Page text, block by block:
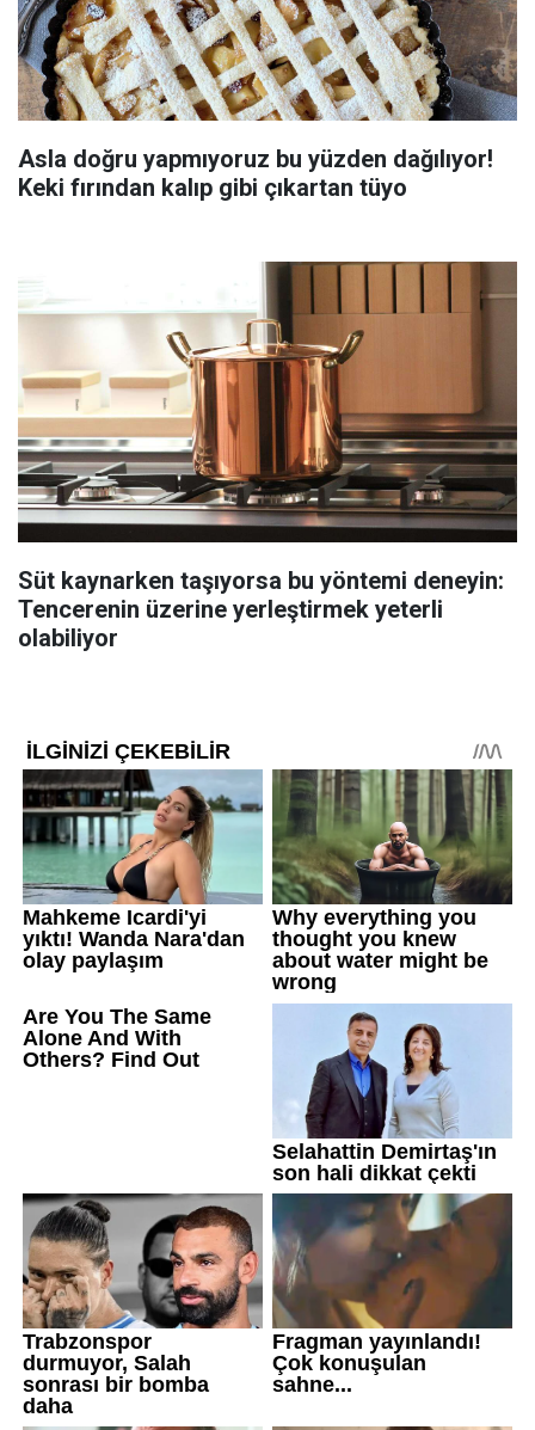
Asla doğru yapmıyoruz bu yüzden dağılıyor!
Keki fırından kalıp gibi çıkartan tüyo
Süt kaynarken taşıyorsa bu yöntemi deneyin:
Tencerenin üzerine yerleştirmek yeterli
olabiliyor